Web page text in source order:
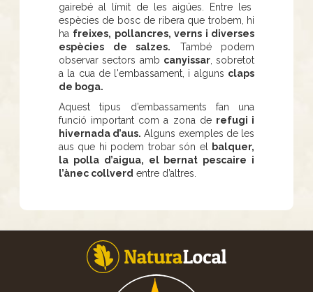
gairebé al límit de les aigües. Entre les
espècies de bosc de ribera que trobem, hi
ha freixes, pollancres, verns i diverses
espècies de salzes. També podem
observar sectors amb canyissar, sobretot
a la cua de l'embassament, i alguns claps
de boga.
Aquest tipus d’embassaments fan una
funció important com a zona de refugi i
hivernada d’aus. Alguns exemples de les
aus que hi podem trobar són el
balquer,
la polla d’aigua, el bernat pescaire i
l’ànec collverd entre d’altres.